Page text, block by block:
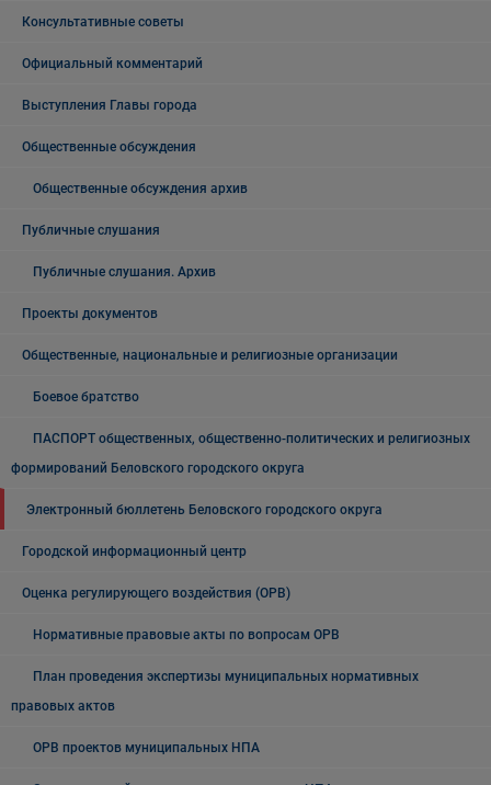
Консультативные советы
Официальный комментарий
Выступления Главы города
Общественные обсуждения
Общественные обсуждения архив
Публичные слушания
Публичные слушания. Архив
Проекты документов
Общественные, национальные и религиозные организации
Боевое братство
ПАСПОРТ общественных, общественно-политических и религиозных
формирований Беловского городского округа
Электронный бюллетень Беловского городского округа
Городской информационный центр
Оценка регулирующего воздействия (ОРВ)
Нормативные правовые акты по вопросам ОРВ
План проведения экспертизы муниципальных нормативных
правовых актов
ОРВ проектов муниципальных НПА